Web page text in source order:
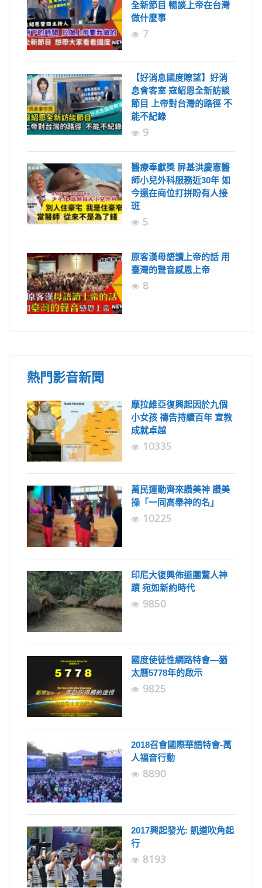
全新節目 暢談上帝在台灣
做什麼事
7
【好消息國度瞭望】好消
息會客室 寇紹恩全新訪談
節目 上帝對台灣的路徑 不
能不紀錄
9
醫療奉獻獎 屏基洪慶憲醫
師小兒外科服務近30年 如
今還在崗位打拼盼有人接
班
5
原客漢母語讀上帝的話 用
臺灣的聲音感恩上帝
8
熱門影音新聞
摩拉維亞復興起因於九個
小女孩 禱告持續百年 宣教
成就卓越
10335
萬民運動齊來讚美神 讚美
操「一同高舉神的名」
10225
印尼大復興佈道團驚人神
蹟 宛如新約時代
9850
國度使徒性網路特會—猶
太曆5778年的啟示
9825
2018召會國際華語特會-萬
人福音行動
8890
2017興起發光: 凱道吹角起
行
8193